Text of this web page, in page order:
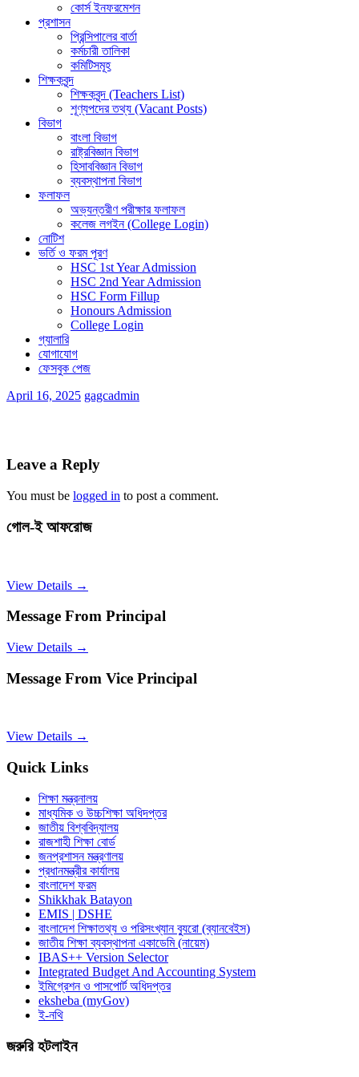
কোর্স ইনফরমেশন
প্রশাসন
প্রিন্সিপালের বার্তা
কর্মচারী তালিকা
কমিটিসমূহ
শিক্ষকবৃন্দ
শিক্ষকবৃন্দ (Teachers List)
শূণ্যপদের তথ্য (Vacant Posts)
বিভাগ
বাংলা বিভাগ
রাষ্ট্রবিজ্ঞান বিভাগ
হিসাববিজ্ঞান বিভাগ
ব্যবস্থাপনা বিভাগ
ফলাফল
অভ্যন্তরীণ পরীক্ষার ফলাফল
কলেজ লগইন (College Login)
নোটিশ
ভর্তি ও ফরম পূরণ
HSC 1st Year Admission
HSC 2nd Year Admission
HSC Form Fillup
Honours Admission
College Login
গ্যালারি
যোগাযোগ
ফেসবুক পেজ
April 16, 2025 gagcadmin
Leave a Reply
You must be logged in to post a comment.
গোল-ই আফরোজ
View Details →
Message From Principal
View Details →
Message From Vice Principal
View Details →
Quick Links
শিক্ষা মন্ত্রনালয়
মাধ্যমিক ও উচ্চশিক্ষা অধিদপ্তর
জাতীয় বিশ্ববিদ্যালয়
রাজশাহী শিক্ষা বোর্ড
জনপ্রশাসন মন্ত্রণালয়
প্রধানমন্ত্রীর কার্যালয়
বাংলাদেশ ফরম
Shikkhak Batayon
EMIS | DSHE
বাংলাদেশ শিক্ষাতথ্য ও পরিসংখ্যান ব্যুরো (ব্যানবেইস)
জাতীয় শিক্ষা ব্যবস্থাপনা একাডেমি (নায়েম)
IBAS++ Version Selector
Integrated Budget And Accounting System
ইমিগ্রেশন ও পাসপোর্ট অধিদপ্তর
eksheba (myGov)
ই-নথি
জরুরি হটলাইন